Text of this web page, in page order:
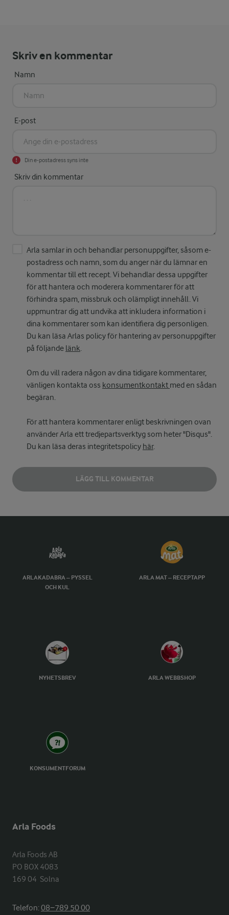
Skriv en kommentar
Namn
E-post
Din e-postadress syns inte
Skriv din kommentar
Arla samlar in och behandlar personuppgifter, såsom e-
postadress och namn, som du anger när du lämnar en
kommentar till ett recept. Vi behandlar dessa uppgifter
för att hantera och moderera kommentarer för att
förhindra spam, missbruk och olämpligt innehåll. Vi
uppmuntrar dig att undvika att inkludera information i
dina kommentarer som kan identifiera dig personligen.
Du kan läsa Arlas policy för hantering av personuppgifter
på följande länk.
Om du vill radera någon av dina tidigare kommentarer,
vänligen kontakta oss konsumentkontakt med en sådan
begäran.
För att hantera kommentarer enligt beskrivningen ovan
använder Arla ett tredjepartsverktyg som heter "Disqus".
Du kan läsa deras integritetspolicy här.
LÄGG TILL KOMMENTAR
ARLAKADABRA – PYSSEL
OCH KUL
ARLA MAT – RECEPTAPP
NYHETSBREV ARLA WEBBSHOP
KONSUMENTFORUM
Arla Foods
Arla Foods AB
PO BOX 4083
169 04  Solna
Telefon:08−789 50 00